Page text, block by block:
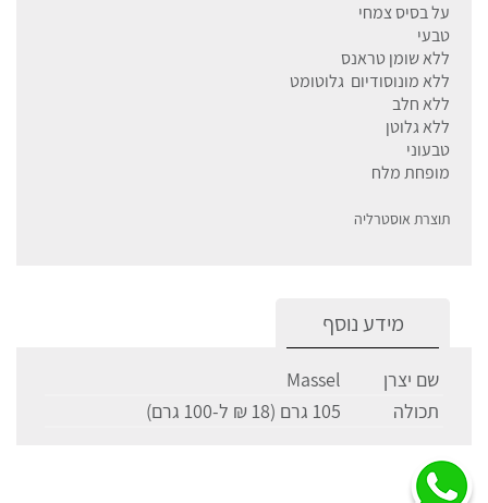
על בסיס צמחי
טבעי
ללא שומן טראנס
ללא מונוסודיום גלוטומט
ללא חלב
ללא גלוטן
טבעוני
מופחת מלח
תוצרת אוסטרליה
מידע נוסף
שם יצרן
Massel
תכולה
105 גרם (18 ₪ ל-100 גרם)